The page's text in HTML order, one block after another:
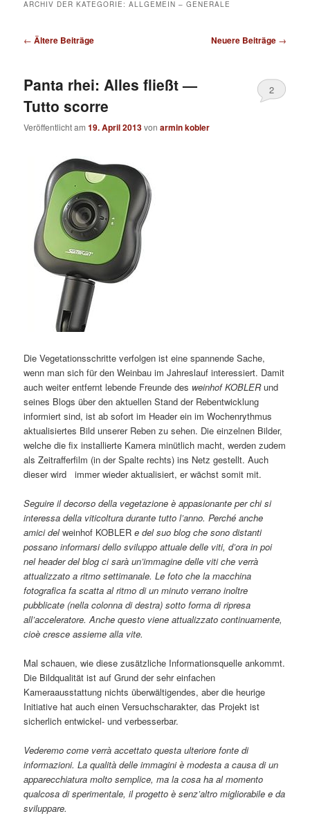
ARCHIV DER KATEGORIE:ALLGEMEIN – GENERALE
Beitragsnavigation
← Ältere Beiträge Neuere Beiträge →
Panta rhei: Alles fließt —
Tutto scorre
Veröffentlicht am19. April 2013vonarmin kobler
2
Die Vegetationsschritte verfolgen ist eine spannende Sache,
wenn man sich für den Weinbau im Jahreslauf interessiert. Damit
auch weiter entfernt lebende Freunde des weinhof KOBLERund
seines Blogs über den aktuellen Stand der Rebentwicklung
informiert sind, ist ab sofort im Header ein im Wochenrythmus
aktualisiertes Bild unserer Reben zu sehen. Die einzelnen Bilder,
welche die fix installierte Kamera minütlich macht, werden zudem
als Zeitrafferfilm (in der Spalte rechts) ins Netz gestellt. Auch
dieser wird immer wieder aktualisiert, er wächst somit mit.
Seguire il decorso della vegetazione è appasionante per chi si
interessa della viticoltura durante tutto l’anno. Perché anche
amici delweinhof KOBLER e del suo blog che sono distanti
possano informarsi dello sviluppo attuale delle viti, d’ora in poi
nel header del blog ci sarà un’immagine delle viti che verrà
attualizzato a ritmo settimanale. Le foto che la macchina
fotografica fa scatta al ritmo di un minuto verrano inoltre
pubblicate (nella colonna di destra) sotto forma di ripresa
all’acceleratore. Anche questo viene attualizzato continuamente,
cioè cresce assieme alla vite.
Mal schauen, wie diese zusätzliche Informationsquelle ankommt.
Die Bildqualität ist auf Grund der sehr einfachen
Kameraausstattung nichts überwältigendes, aber die heurige
Initiative hat auch einen Versuchscharakter, das Projekt ist
sicherlich entwickel- und verbesserbar.
Vederemo come verrà accettato questa ulteriore fonte di
informazioni. La qualità delle immagini è modesta a causa di un
apparecchiatura molto semplice, ma la cosa ha al momento
qualcosa di sperimentale, il progetto è senz’altro migliorabile e da
sviluppare.